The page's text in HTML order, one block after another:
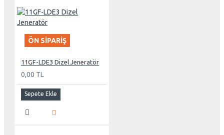
ÖN SIPARIŞ
11GF-LDE3 Dizel Jeneratör
0,00 TL
Sepete Ekle